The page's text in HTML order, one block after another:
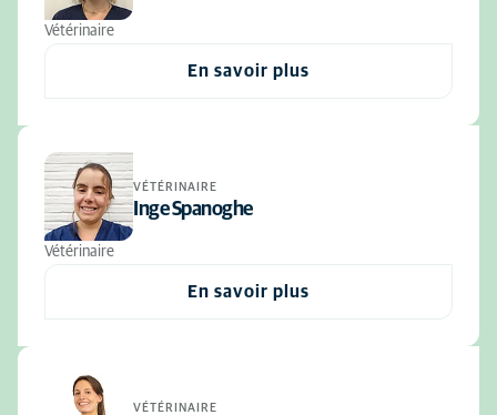
Vétérinaire
En savoir plus
VÉTÉRINAIRE
Inge Spanoghe
Vétérinaire
En savoir plus
VÉTÉRINAIRE